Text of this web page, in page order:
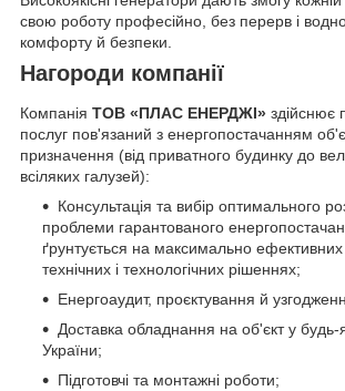
свою роботу професійно, без перерв і
комфорту й безпеки.
Нагороди компанії
Компанія ТОВ «ПЛАС ЕНЕРДЖІ» здійснює
послуг пов'язаний з енергопостачанням
призначення (від приватного будинку до
всіляких галузей):
Консультація та вибір оптимального
проблеми гарантованого
ґрунтується на максимально
технічних і технологічних рішеннях;
Енергоаудит, проєктування й
Доставка обладнання на об'єкт у будь-
України;
Підготовчі та монтажні роботи;